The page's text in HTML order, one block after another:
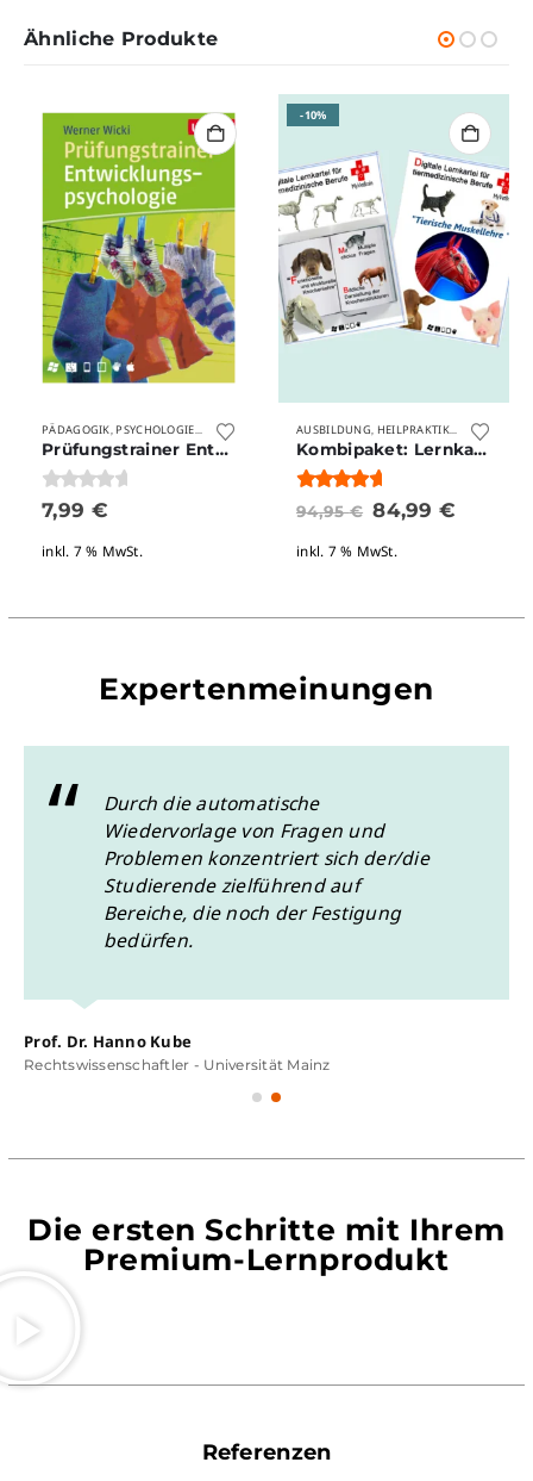
Ähnliche Produkte
STUDIUM,VERLAGE,VOKABELTRAINER,VOKABELTRAINER,VOKABELTRAINER,
PÄDAGOGIK PSYCHOLOGIE STUDIUM VERLAGE
Prüfungstrainer Entwicklungspsychologie
0von 5
7,99 €
inkl. 7 % MwSt.
-10%
AUSBILDUNG HEILPRAKTIKER MEDIZIN
Kombipaket: Lernkarteien „Bewegungsapparat Anatomie“
5.00von 5
94,95€ 84,99€
inkl. 7 % MwSt.
Expertenmeinungen
Durch die automatische
Wiedervorlage von Fragen und
Problemen konzentriert sich der/die
Studierende zielführend auf
Bereiche, die noch der Festigung
bedürfen.
Prof. Dr. Hanno Kube
Rechtswissenschaftler - Universität Mainz
Die ersten Schritte mit Ihrem
Premium-Lernprodukt
Referenzen